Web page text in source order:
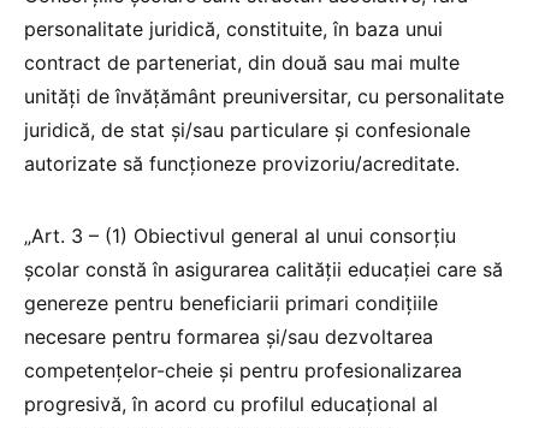
personalitate juridică, constituite, în baza unui
contract de parteneriat, din două sau mai multe
unități de învățământ preuniversitar, cu personalitate
juridică, de stat și/sau particulare și confesionale
autorizate să funcționeze provizoriu/acreditate.
„Art. 3 – (1) Obiectivul general al unui consorţiu
școlar constă în asigurarea calității educației care să
genereze pentru beneficiarii primari condiţiile
necesare pentru formarea și/sau dezvoltarea
competenţelor-cheie şi pentru profesionalizarea
progresivă, în acord cu profilul educaţional al